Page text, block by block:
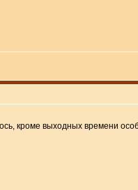
кроме выходных времени